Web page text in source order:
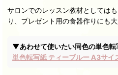
サロンでのレッスン教材としては
り、プレゼント用の食器作りにも
▼あわせて使いたい同色の単色転
単色転写紙 ティーブルー A3サイ